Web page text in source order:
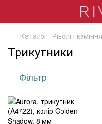
Каталог Ріволі і каміння
Трикутники
Фільтр